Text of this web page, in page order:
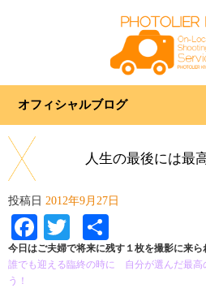
オフィシャルブログ
人生の最後には最
投稿日 2012年9月27日
Facebook
Twitter
有
今日はご夫婦で将来に残す１枚を撮影に来ら
誰でも迎える臨終の時に 自分が選んだ最高
う！